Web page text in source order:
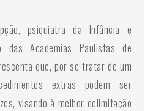
psiquiatra da Infância e
das Academias Paulistas de
que, por se tratar de um
extras podem ser
visando à melhor delimitação